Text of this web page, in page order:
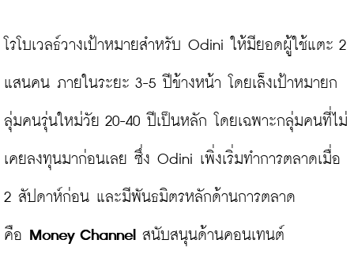
โรโบเวลธ์วางเป้าหมายสำหรับ Odini ให้มียอดผู้ใช้แตะ 2
แสนคน ภายในระยะ 3-5 ปีข้างหน้า โดยเล็งเป้าหมายก
ลุ่มคนรุ่นใหม่วัย 20-40 ปีเป็นหลัก โดยเฉพาะกลุ่มคนที่ไม่
เคยลงทุนมาก่อนเลย ซึ่ง Odini เพิ่งเริ่มทำการตลาดเมื่อ
2 สัปดาห์ก่อน และมีพันธมิตรหลักด้านการตลาด
คือ Money Channel สนับสนุนด้านคอนเทนต์